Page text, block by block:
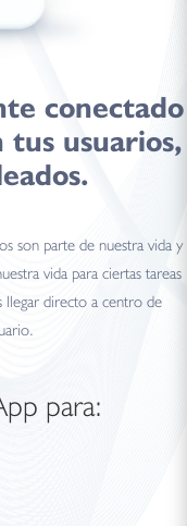
conectado
usuarios,
son parte de nuestra vida y
vida para ciertas tareas
llegar directo a centro de
para: